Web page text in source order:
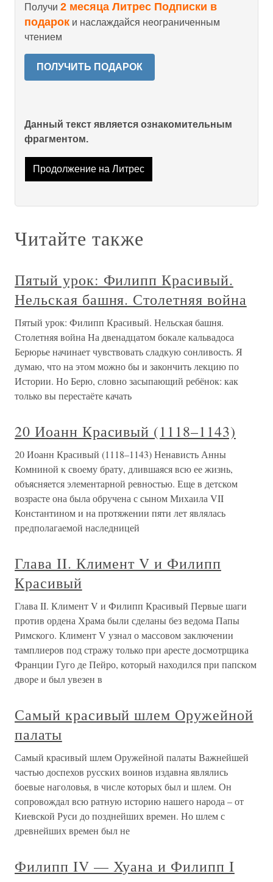
Получи 2 месяца Литрес Подписки в
подарок и наслаждайся неограниченным
чтением
ПОЛУЧИТЬ ПОДАРОК
Данный текст является ознакомительным
фрагментом.
Продолжение на Литрес
Читайте также
Пятый урок: Филипп Красивый.
Нельская башня. Столетняя война
Пятый урок: Филипп Красивый. Нельская башня.
Столетняя война На двенадцатом бокале кальвадоса
Берюрье начинает чувствовать сладкую сонливость. Я
думаю, что на этом можно бы и закончить лекцию по
Истории. Но Берю, словно засыпающий ребёнок: как
только вы перестаёте качать
20 Иоанн Красивый (1118–1143)
20 Иоанн Красивый (1118–1143) Ненависть Анны
Комниной к своему брату, длившаяся всю ее жизнь,
объясняется элементарной ревностью. Еще в детском
возрасте она была обручена с сыном Михаила VII
Константином и на протяжении пяти лет являлась
предполагаемой наследницей
Глава II. Климент V и Филипп
Красивый
Глава II. Климент V и Филипп Красивый Первые шаги
против ордена Храма были сделаны без ведома Папы
Римского. Климент V узнал о массовом заключении
тамплиеров под стражу только при аресте досмотрщика
Франции Гуго де Пейро, который находился при папском
дворе и был увезен в
Самый красивый шлем Оружейной
палаты
Самый красивый шлем Оружейной палаты Важнейшей
частью доспехов русских воинов издавна являлись
боевые наголовья, в числе которых был и шлем. Он
сопровождал всю ратную историю нашего народа – от
Киевской Руси до позднейших времен. Но шлем с
древнейших времен был не
Филипп IV — Хуана и Филипп I